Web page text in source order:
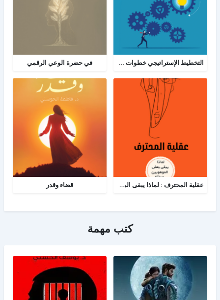
التخطيط الإستراتيجي خطوات ومعرفة: الدليل الإرشادي والبرنامج العملي للتخطيط في حضرة الوعي الرقمي
عقلية المحترف : لماذا يبقى البعض هواة رغم الموهبة؟ قضاء وقدر
كتب مهمة